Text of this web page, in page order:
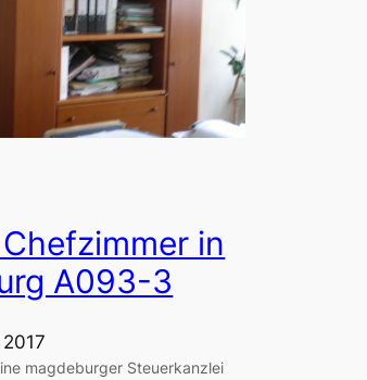
in
A093-3
magdeburger Steuerkanzlei